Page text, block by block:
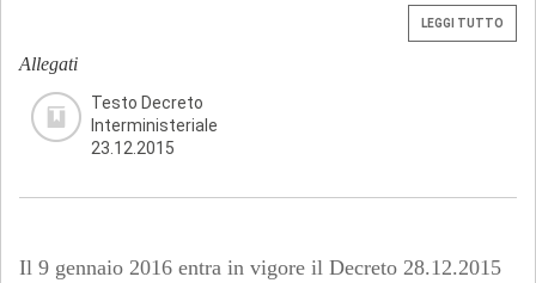
LEGGI TUTTO
Allegati
Testo Decreto
Interministeriale
23.12.2015
Il 9 gennaio 2016 entra in vigore il Decreto 28.12.2015